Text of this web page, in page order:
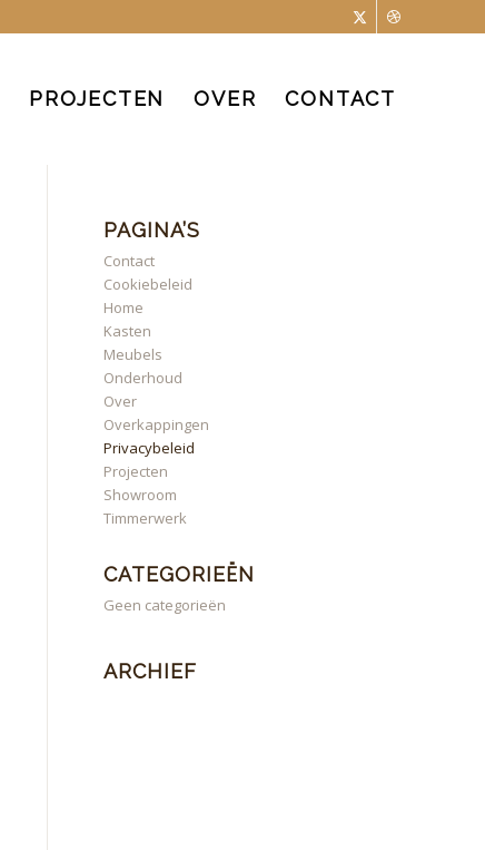
PROJECTEN OVER CONTACT
PAGINA’S
Contact
Cookiebeleid
Home
Kasten
Meubels
Onderhoud
Over
Overkappingen
Privacybeleid
Projecten
Showroom
Timmerwerk
CATEGORIEËN
Geen categorieën
ARCHIEF